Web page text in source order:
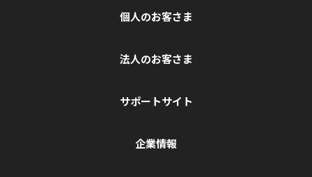
個人のお客さま
法人のお客さま
サポートサイト
企業情報